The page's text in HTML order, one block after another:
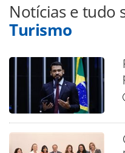
Notícias e tudo
Turismo